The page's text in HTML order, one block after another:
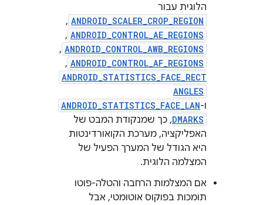
הלוגית עבור
ANDROID_SCALER_CROP_REGION
,‏
ANDROID_CONTROL_AE_REGIONS
,‏
ANDROID_CONTROL_AWB_REGIONS
,‏
ANDROID_CONTROL_AF_REGIONS
,‏
ANDROID_STATISTICS_FACE_RECT
ANGLES
ו-ANDROID_STATISTICS_FACE_LAN
DMARKS, כך שמנקודת המבט של
האפליקציה, מערכת הקואורדינטות
היא הגודל של המערך הפעיל של
המצלמה הלוגית.
אם המצלמות הרחבה והטלה-פוטו
תומכות בפוקוס אוטומטי, אבל